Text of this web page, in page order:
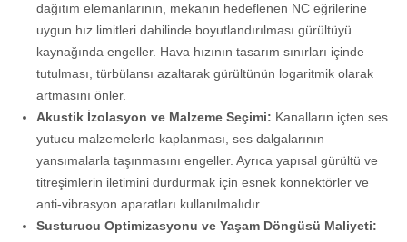
dağıtım elemanlarının, mekanın hedeflenen NC eğrilerine
uygun hız limitleri dahilinde boyutlandırılması gürültüyü
kaynağında engeller. Hava hızının tasarım sınırları içinde
tutulması, türbülansı azaltarak gürültünün logaritmik olarak
artmasını önler.
Akustik İzolasyon ve Malzeme Seçimi: Kanalların içten ses
yutucu malzemelerle kaplanması, ses dalgalarının
yansımalarla taşınmasını engeller. Ayrıca yapısal gürültü ve
titreşimlerin iletimini durdurmak için esnek konnektörler ve
anti-vibrasyon aparatları kullanılmalıdır.
Susturucu Optimizasyonu ve Yaşam Döngüsü Maliyeti: